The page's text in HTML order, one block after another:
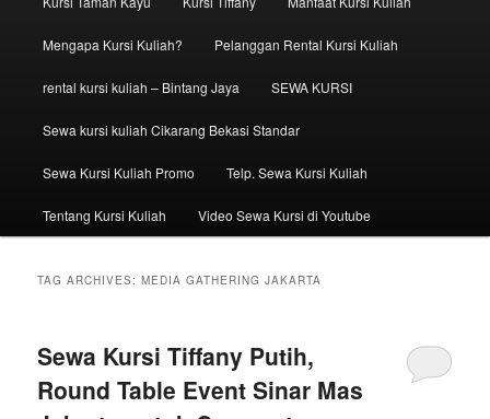
Mengapa Kursi Kuliah? Pelanggan Rental Kursi Kuliah
rental kursi kuliah – Bintang Jaya SEWA KURSI
Sewa kursi kuliah Cikarang Bekasi Standar
Sewa Kursi Kuliah Promo Telp. Sewa Kursi Kuliah
Tentang Kursi Kuliah Video Sewa Kursi di Youtube
TAG ARCHIVES:MEDIA GATHERING JAKARTA
Sewa Kursi Tiffany Putih,
Round Table Event Sinar Mas